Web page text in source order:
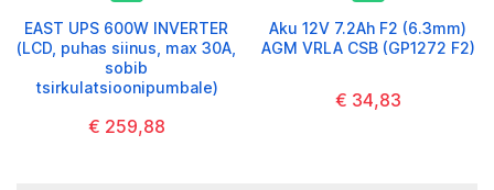
EAST UPS 600W INVERTER
(LCD, puhas siinus, max 30A,
sobib
tsirkulatsioonipumbale)
€ 259,88
Aku 12V 7.2Ah F2 (6.3mm)
AGM VRLA CSB (GP1272 F2)
€ 34,83